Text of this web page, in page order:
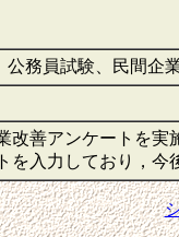
公務員試験、民間企
改善アンケートを
を入力しており，